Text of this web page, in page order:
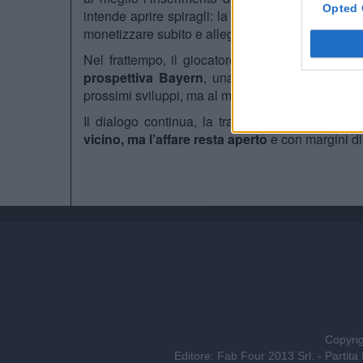
Opted
intende aprire spiragli: la dirigenza londinese
monetizzare subito e alleggerire il monte
Nel frattempo, il giocatore ha già scelto:
prospettiva Bayern, una destinazione che
prossimi sviluppi, ma al momento le parti restano
Il dialogo continua, la trattativa è viva e
vicino, ma l’affare resta apertoe con margini
Editore: Fab Four 2013 Srl. -